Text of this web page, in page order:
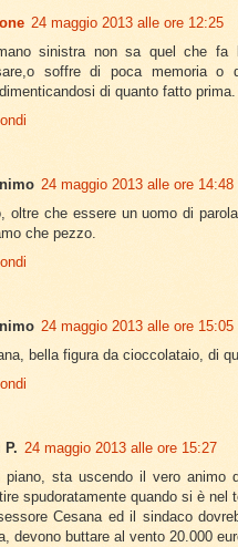
24 maggio 2013 alle ore 12:25
sinistra non sa quel che fa
soffre di poca memoria o
di quanto fatto
24 maggio 2013 alle ore 14:48
oltre che essere un uomo di
che pezzo.
24 maggio 2013 alle ore 15:05
bella figura da cioccolataio, di
P. 24 maggio 2013 alle ore 15:27
piano, sta uscendo il vero animo
spudoratamente quando si è nel
Cesana ed il sindaco
devono buttare al vento 20.000